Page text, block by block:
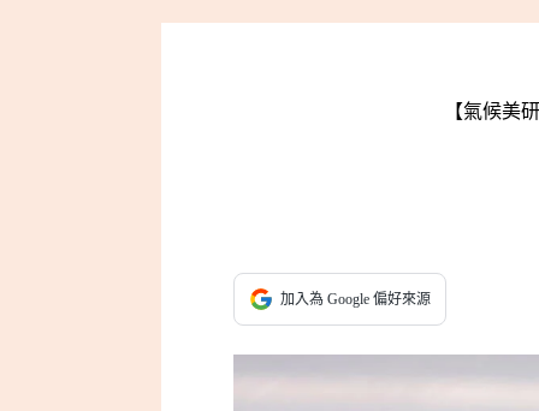
【氣候美
加入為 Google 偏好來源